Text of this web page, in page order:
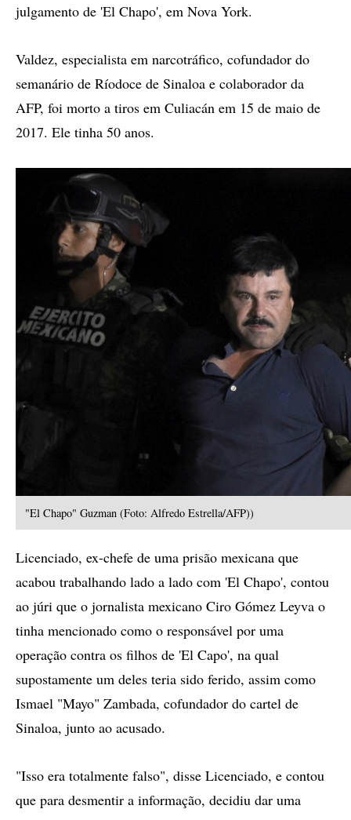
julgamento de 'El Chapo', em Nova York.
Valdez, especialista em narcotráfico, cofundador do
semanário de Ríodoce de Sinaloa e colaborador da
AFP, foi morto a tiros em Culiacán em 15 de maio de
2017. Ele tinha 50 anos.
"El Chapo" Guzman (Foto: Alfredo Estrella/AFP))
Licenciado, ex-chefe de uma prisão mexicana que
acabou trabalhando lado a lado com 'El Chapo', contou
ao júri que o jornalista mexicano Ciro Gómez Leyva o
tinha mencionado como o responsável por uma
operação contra os filhos de 'El Capo', na qual
supostamente um deles teria sido ferido, assim como
Ismael "Mayo" Zambada, cofundador do cartel de
Sinaloa, junto ao acusado.
"Isso era totalmente falso", disse Licenciado, e contou
que para desmentir a informação, decidiu dar uma